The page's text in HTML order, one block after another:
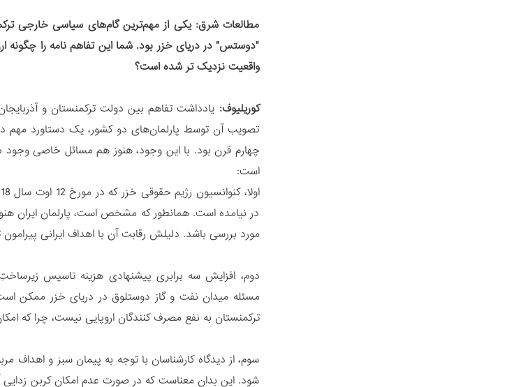
مطالعات شرق: یکی از مهم‌ترین گام‌های سیاسی خارجی
"دوستس" در دریای خزر بود. شما این تفاهم نامه را چگونه
واقعیت نزدیک تر شده است؟
کوریلیوف: یادداشت تفاهم بین دولت ترکمنستان و
تصویب آن توسط پارلمان‌های دو کشور، یک دستاورد
چهارم قرن بود. با این وجود، هنوز هم مسائل خاصی وجود
است:
در نیامده است. همانطور که مشخص است، پارلمان ایران
مورد بررسی باشد. دلیلش رقابت آن با اهداف ایرانی
دوم، افزایش سه برابری پیشنهادی هزینه تاسیس
مسئله میدان نفت و گاز دوستلوق در دریای خزر ممکن
ترکمنستان به نفع مصرف کنندگان اروپایی نیست، چرا که
سوم، از دیدگاه کارشناسان با توجه به پیمان سبز و اهداف
شود. این بدان معناست که در صورت عدم امکان کربن زدایی